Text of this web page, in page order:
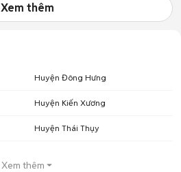
Xem thêm
Huyện Đông Hưng
Huyện Kiến Xương
Huyện Thái Thụy
Xem thêm